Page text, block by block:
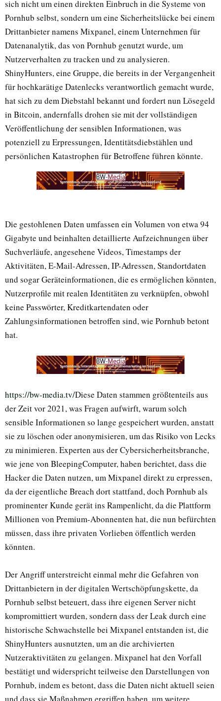
sich nicht um einen direkten Einbruch in die Systeme von
Pornhub selbst, sondern um eine Sicherheitslücke bei einem
Drittanbieter namens Mixpanel, einem Unternehmen für
Datenanalytik, das von Pornhub genutzt wurde, um
Nutzerverhalten zu tracken und zu analysieren.
ShinyHunters, eine Gruppe, die bereits in der Vergangenheit
für hochkarätige Datenlecks verantwortlich gemacht wurde,
hat sich zu dem Diebstahl bekannt und fordert nun Lösegeld
in Bitcoin, andernfalls drohen sie mit der vollständigen
Veröffentlichung der sensiblen Informationen, was
potenziell zu Erpressungen, Identitätsdiebstählen und
persönlichen Katastrophen für Betroffene führen könnte.
Die gestohlenen Daten umfassen ein Volumen von etwa 94
Gigabyte und beinhalten detaillierte Aufzeichnungen über
Suchverläufe, angesehene Videos, Timestamps der
Aktivitäten, E-Mail-Adressen, IP-Adressen, Standortdaten
und sogar Geräteinformationen, die es ermöglichen könnten,
Nutzerprofile mit realen Identitäten zu verknüpfen, obwohl
keine Passwörter, Kreditkartendaten oder
Zahlungsinformationen betroffen sind, wie Pornhub betont
hat.
https://bw-media.tv/Diese Daten stammen größtenteils aus
der Zeit vor 2021, was Fragen aufwirft, warum solch
sensible Informationen so lange gespeichert wurden, anstatt
sie zu löschen oder anonymisieren, um das Risiko von Lecks
zu minimieren. Experten aus der Cybersicherheitsbranche,
wie jene von BleepingComputer, haben berichtet, dass die
Hacker die Daten nutzen, um Mixpanel direkt zu erpressen,
da der eigentliche Breach dort stattfand, doch Pornhub als
prominenter Kunde gerät ins Rampenlicht, da die Plattform
Millionen von Premium-Abonnenten hat, die nun befürchten
müssen, dass ihre privaten Vorlieben öffentlich werden
könnten.
Der Angriff unterstreicht einmal mehr die Gefahren von
Drittanbietern in der digitalen Wertschöpfungskette, da
Pornhub selbst beteuert, dass ihre eigenen Server nicht
kompromittiert wurden, sondern dass der Leak durch eine
historische Schwachstelle bei Mixpanel entstanden ist, die
ShinyHunters ausnutzten, um an die archivierten
Nutzeraktivitäten zu gelangen. Mixpanel hat den Vorfall
bestätigt und widerspricht teilweise den Darstellungen von
Pornhub, indem es betont, dass die Daten nicht aktuell seien